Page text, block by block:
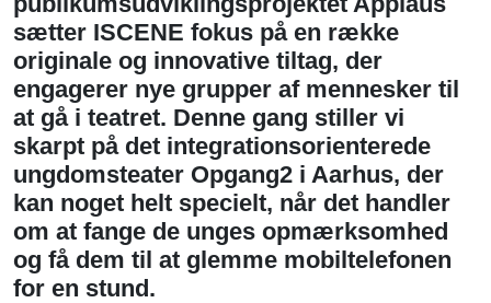
sætter ISCENE fokus på en række
originale og innovative tiltag, der
engagerer nye grupper af mennesker til
at gå i teatret. Denne gang stiller vi
skarpt på det integrationsorienterede
ungdomsteater Opgang2 i Aarhus, der
kan noget helt specielt, når det handler
om at fange de unges opmærksomhed
og få dem til at glemme mobiltelefonen
for en stund.